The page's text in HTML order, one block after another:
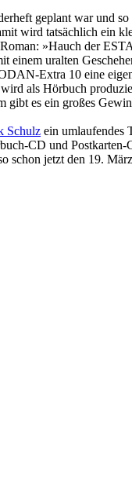
geplant war
wird tatsächlich ein
»Hauch der
einem uralten
Extra 10 eine
als Hörbuch
gibt es ein großes
Schulz ein umlaufendes
CD und
schon jetzt den 19.